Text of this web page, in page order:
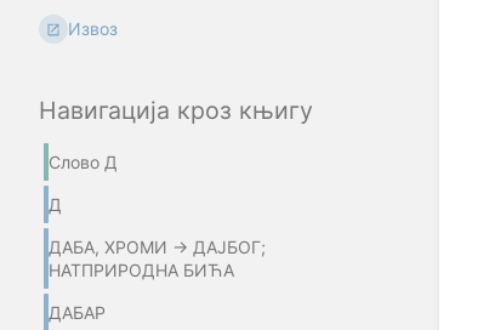
Извоз
Навигација кроз књигу
Слово Д
Д
ДАБА, ХРОМИ → ДАЈБОГ;
НАТПРИРОДНА БИЋА
ДАБАР